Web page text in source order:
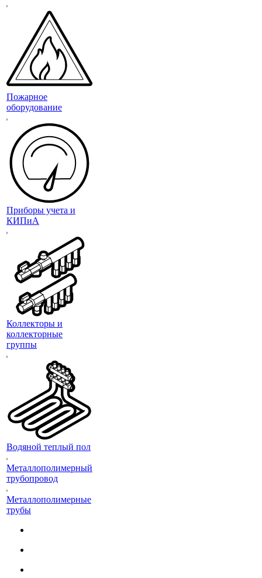
Пожарное
оборудование
Приборы учета и
КИПиА
Коллекторы и
коллекторные
группы
Водяной теплый пол
Металлополимерный
трубопровод
Металлополимерные
трубы